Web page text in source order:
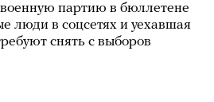
партию в бюллетене
люди в соцсетях и уехавшая
снять с выборов